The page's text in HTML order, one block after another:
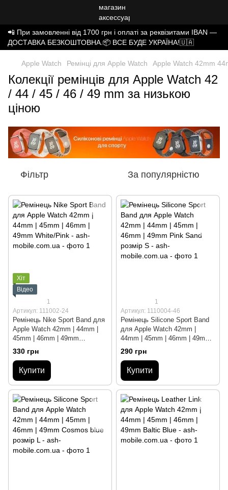
📲 При замовленні від 1700 грн і оплаті за реквізитами IBAN —
ДОСТАВКА БЕЗКОШТОВНА.📦 ВСЕ БУДЕ УКРАЇНА!🇺🇦
Apple Watch Ремінці для Apple Watch Apple Watch 42mm
Колекції ремінців для Apple Watch 42
/ 44 / 45 / 46 / 49 mm за низькою
ціною
Фільтр За популярністю
Хіт
Відео
1
Артикул: 111002-24
Ремінець Nike Sport Band для
Apple Watch 42mm | 44mm |
45mm | 46mm | 49mm
White/Pink
330 грн
Купити
1
Артикул: 1110004-46
Ремінець Silicone Sport Band
для Apple Watch 42mm |
44mm | 45mm | 46mm | 49mm
Pink Sand розмір S
290 грн
Купити